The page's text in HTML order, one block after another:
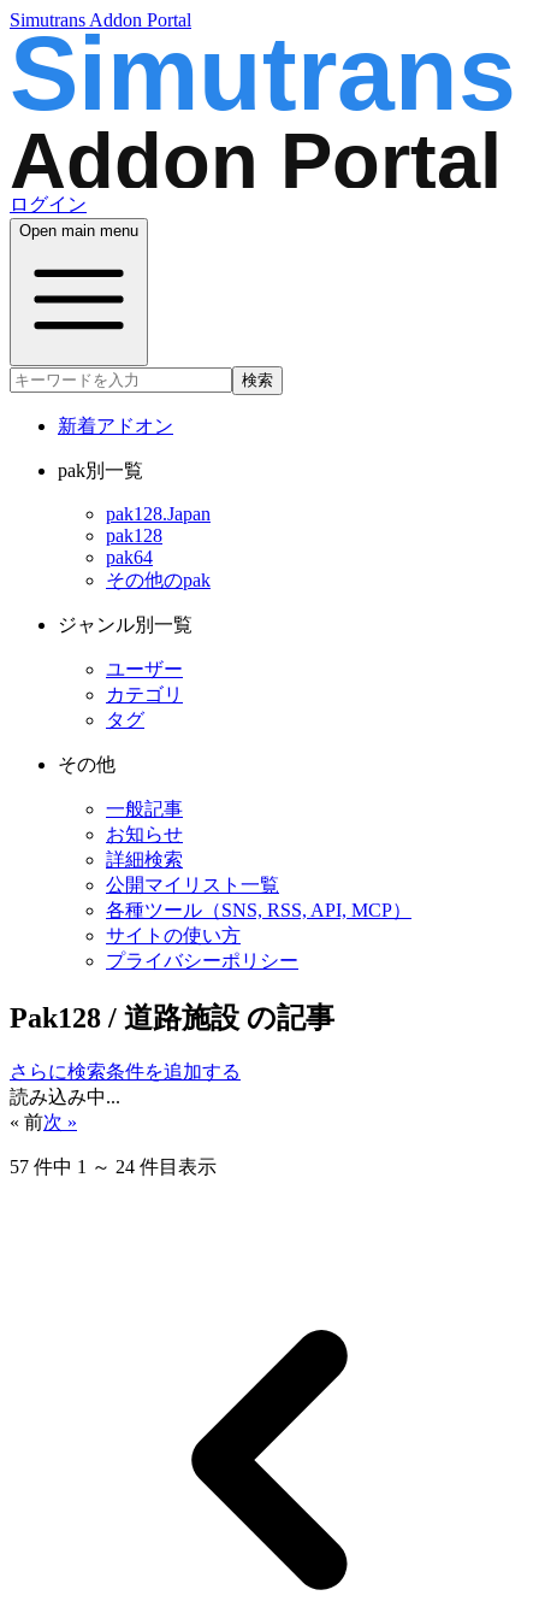
Simutrans Addon Portal
ログイン
Open main menu
検索
新着アドオン
pak別一覧
pak128.Japan
pak128
pak64
その他のpak
ジャンル別一覧
ユーザー
カテゴリ
タグ
その他
一般記事
お知らせ
詳細検索
公開マイリスト一覧
各種ツール（SNS, RSS, API, MCP）
サイトの使い方
プライバシーポリシー
Pak128 / 道路施設 の記事
さらに検索条件を追加する
読み込み中...
« 前次 »
57 件中 1 ～ 24 件目表示